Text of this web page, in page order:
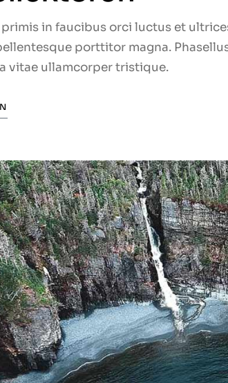
in faucibus orci luctus et
porttitor magna.
vitae ullamcorper tristique.